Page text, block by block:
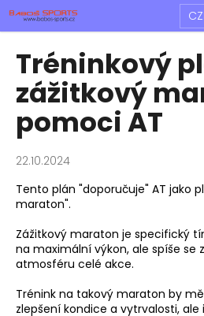
Přejít
obsah
Tréninkový
zážitkový
pomoci AT
22.10.2024
Tento plán "doporučuje" AT jako
maraton".
Zážitkový maraton je specifický
na maximální výkon, ale spíše se
atmosféru celé akce.
Trénink na takový maraton by
zlepšení kondice a vytrvalosti, ale
K
o
C
o
p
o
t
ř
e
b
u
j
e